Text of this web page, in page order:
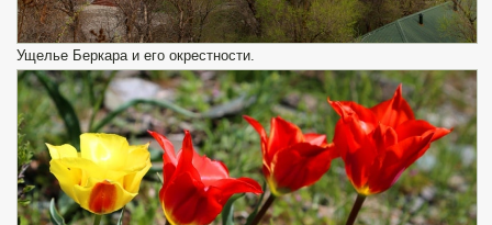
Ущелье Беркара и его окрестности.